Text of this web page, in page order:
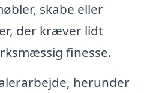
skabe eller
der kræver lidt
finesse.
herunder